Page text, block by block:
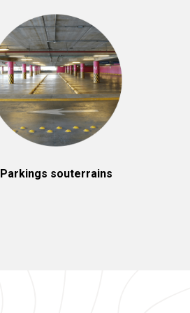
Parkings souterrains